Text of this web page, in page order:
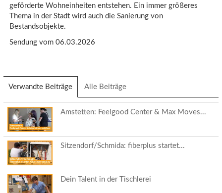
geförderte Wohneinheiten entstehen. Ein immer größeres
Thema in der Stadt wird auch die Sanierung von
Bestandsobjekte.
Sendung vom 06.03.2026
Verwandte Beiträge (aktiver
Reiter)
Alle Beiträge
Amstetten: Feelgood Center & Max Moves...
Sitzendorf/Schmida: fiberplus startet...
Dein Talent in der Tischlerei